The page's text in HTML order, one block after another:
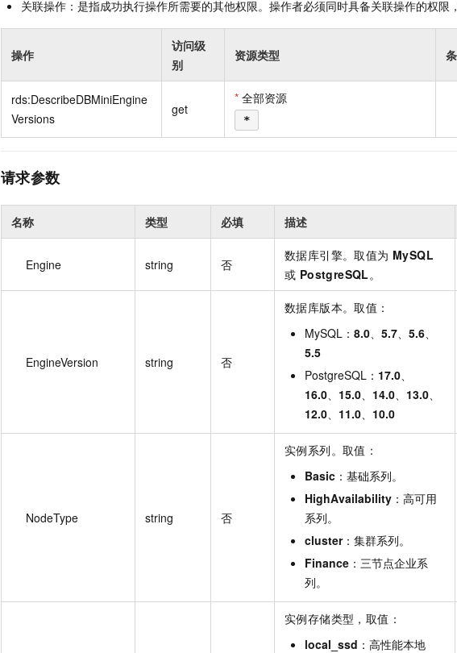
关联操作：是指成功执行操作所需要的其他权限。操作者必须同时具备关联操作的权限
操作
访问级
别
资源类型
rds:DescribeDBMiniEngine
Versions
get
* 全部资源
*
请求参数
名称 类型 必填 描述
Engine string 否
数据库引擎。取值为 MySQL
或 PostgreSQL 。
EngineVersion string 否
数据库版本。取值：
MySQL： 8.0 5.7 5.6
5.5
PostgreSQL： 17.0
16.0
15.0 14.0 13.0
12.0
11.0 10.0
NodeType string 否
实例系列。取值：
Basic ：基础系列。
HighAvailability ：高可用
系列。
cluster：集群系列。
Finance ：三节点企业系
列。
实例存储类型，取值：
local_ssd ：高性能本地